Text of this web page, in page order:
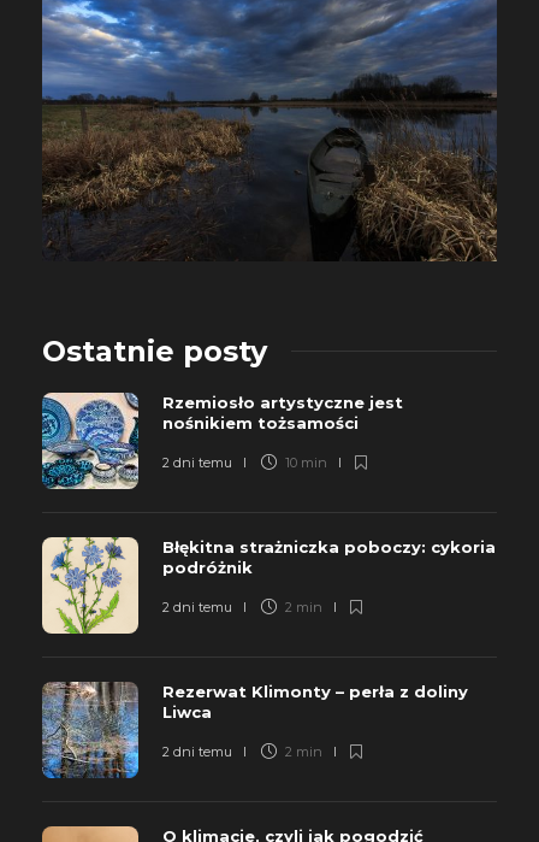
Ostatnie posty
Rzemiosło artystyczne jest
nośnikiem tożsamości
2 dni temu 10 min
Błękitna strażniczka poboczy: cykoria
podróżnik
2 dni temu 2 min
Rezerwat Klimonty – perła z doliny
Liwca
2 dni temu 2 min
O klimacie, czyli jak pogodzić